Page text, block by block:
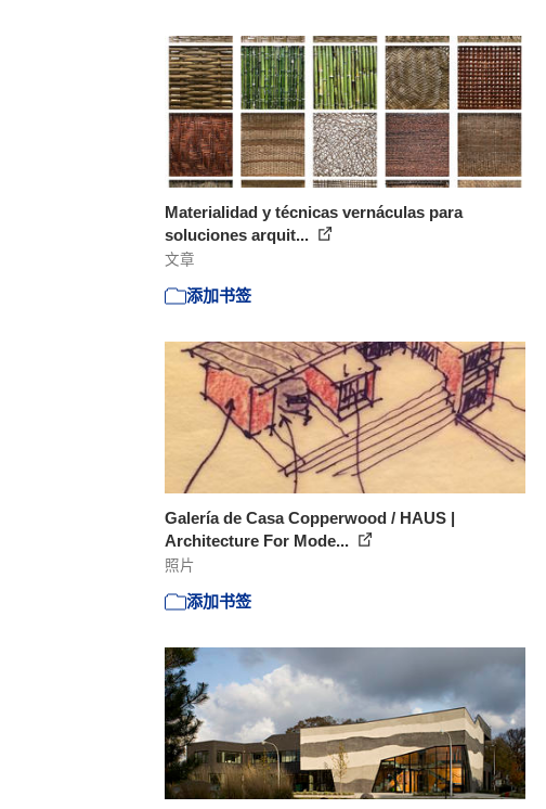
Materialidad y técnicas vernáculas para
soluciones arquit...
文章
添加书签
Galería de Casa Copperwood / HAUS |
Architecture For Mode...
照片
添加书签